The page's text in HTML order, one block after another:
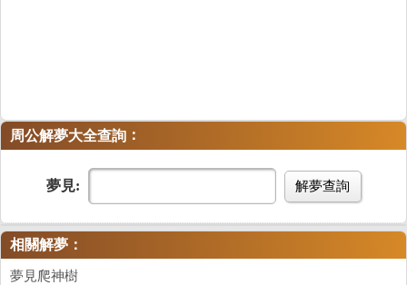
周公解夢大全查詢 ：
夢見: 解夢查詢
相關解夢：
夢見爬神樹